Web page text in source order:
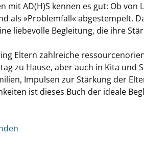
mit AD(H)S kennen es gut: Ob von
als »Problemfall« abgestempelt.
liebevolle Begleitung, die ihre
Eltern zahlreiche
zu Hause, aber auch in Kita und
Impulsen zur Stärkung der
ist dieses Buch der ideale